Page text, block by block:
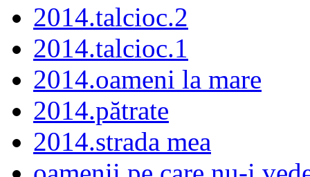
2014.talcioc.2
2014.talcioc.1
2014.oameni la mare
2014.pătrate
2014.strada mea